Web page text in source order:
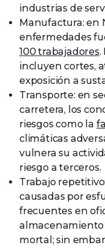
industrias de
Manufactura: en
enfermedades
100 trabajadores.
incluyen cortes,
exposición a
Transporte: en
carretera, los
riesgos como la
climáticas
vulnera su
riesgo a terceros.
Trabajo
causadas por
frecuentes en
almacenamiento
mortal; sin